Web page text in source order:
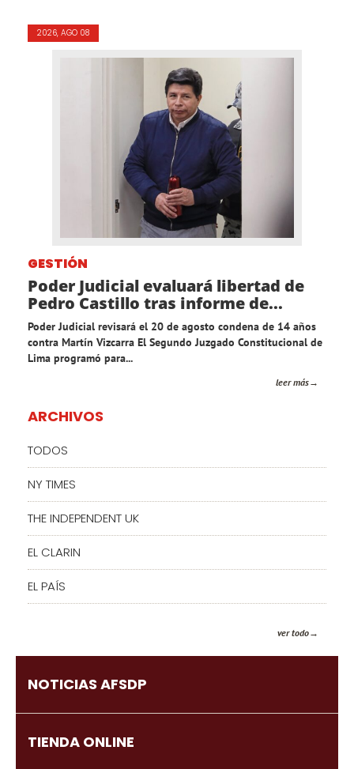
2026, AGO 08
GESTIÓN
Poder Judicial evaluará libertad de
Pedro Castillo tras informe de...
Poder Judicial revisará el 20 de agosto condena de 14 años
contra Martín Vizcarra El Segundo Juzgado Constitucional de
Lima programó para...
leer más
ARCHIVOS
TODOS
NY TIMES
THE INDEPENDENT UK
EL CLARIN
EL PAÍS
ver todo
NOTICIAS AFSDP
TIENDA ONLINE